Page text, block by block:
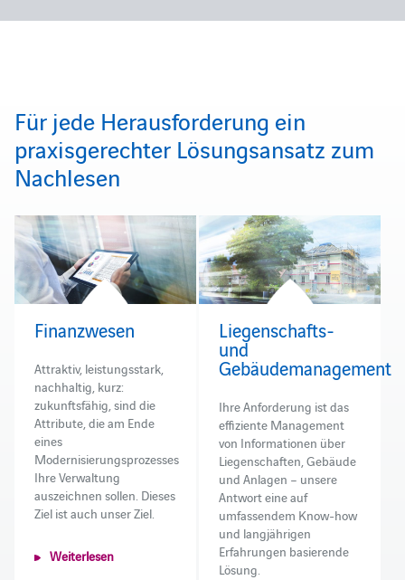
Für jede Herausforderung ein
praxisgerechter Lösungsansatz zum
Nachlesen
Finanzwesen
Attraktiv, leistungsstark,
nachhaltig, kurz:
zukunftsfähig, sind die
Attribute, die am Ende
eines
Modernisierungsprozesses
Ihre Verwaltung
auszeichnen sollen. Dieses
Ziel ist auch unser Ziel.
Weiterlesen
Liegenschafts-
und
Gebäudemanagement
Ihre Anforderung ist das
effiziente Management
von Informationen über
Liegenschaften, Gebäude
und Anlagen – unsere
Antwort eine auf
umfassendem Know-how
und langjährigen
Erfahrungen basierende
Lösung.